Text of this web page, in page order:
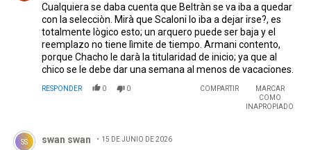
Cualquiera se daba cuenta que Beltràn se va iba a quedar
con la selecciòn. Mirà que Scaloni lo iba a dejar irse?, es
totalmente lògico esto; un arquero puede ser baja y el
reemplazo no tiene lìmite de tiempo. Armani contento,
porque Chacho le darà la titularidad de inicio; ya que al
chico se le debe dar una semana al menos de vacaciones.
RESPONDER 0 0 COMPARTIR
MARCAR
COMO
INAPROPIADO
Comentario de swan swan.
SS swan swan 15 DE JUNIO DE 2026